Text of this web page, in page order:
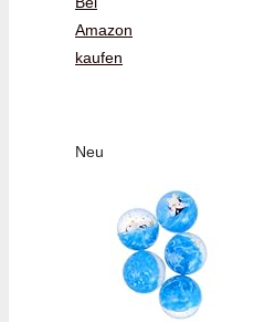
Amazon
kaufen
Neu